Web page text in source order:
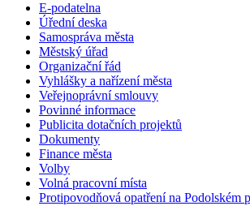
E-podatelna
Úřední deska
Samospráva města
Městský úřad
Organizační řád
Vyhlášky a nařízení města
Veřejnoprávní smlouvy
Povinné informace
Publicita dotačních projektů
Dokumenty
Finance města
Volby
Volná pracovní místa
Protipovodňová opatření na Podolském